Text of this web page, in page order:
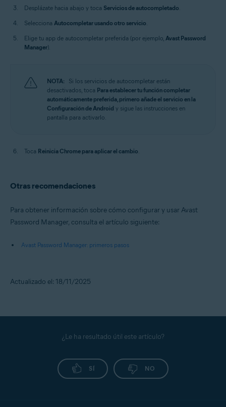
Desplázate hacia abajo y toca Servicios de autocompletado.
Selecciona Autocompletar usando otro servicio.
Elige tu app de autocompletar preferida (por ejemplo, Avast Password
Manager).
NOTA:
Si los servicios de autocompletar están
desactivados, toca Para establecer tu función completar
automáticamente preferida, primero añade el servicio en la
Configuración de Android y sigue las instrucciones en
pantalla para activarlo.
Toca Reinicia Chrome para aplicar el cambio.
Otras recomendaciones
Para obtener información sobre cómo configurar y usar Avast
Password Manager, consulta el artículo siguiente:
Avast Password Manager: primeros pasos
Actualizado el: 18/11/2025
¿Le ha resultado útil este artículo?
SÍ NO